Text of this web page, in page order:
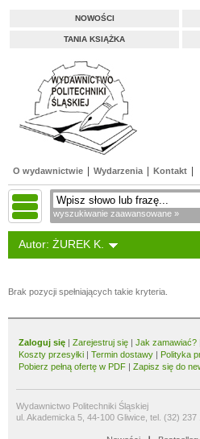
NOWOŚCI
TANIA KSIĄŻKA
O wydawnictwie Wydarzenia Kontakt
wyszukiwanie zaawansowane »
Autor: ŻUREK K.
Brak pozycji spełniających takie kryteria.
Zaloguj się | Zarejestruj się | Jak zamawiać?
Koszty przesyłki | Termin dostawy | Polityka
Pobierz pełną ofertę w PDF | Zapisz się do
Wydawnictwo Politechniki Śląskiej
ul. Akademicka 5, 44-100 Gliwice, tel. (32)